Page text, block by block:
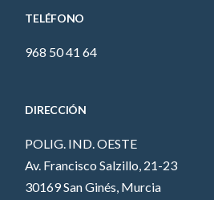
TELÉFONO
968 50 41 64
DIRECCIÓN
POLIG. IND. OESTE
Av. Francisco Salzillo, 21-23
30169 San Ginés, Murcia